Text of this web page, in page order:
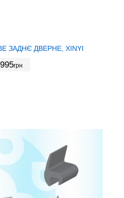
ЗАДНЄ ДВЕРНЕ, XINYI
995грн